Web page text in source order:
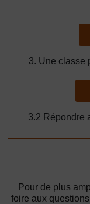
3. Une classe
3.2 Répondre
Pour de plus
foire aux